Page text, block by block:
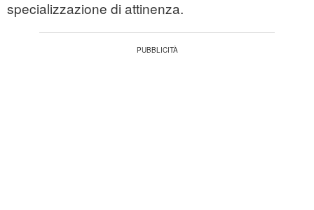
specializzazione di attinenza.